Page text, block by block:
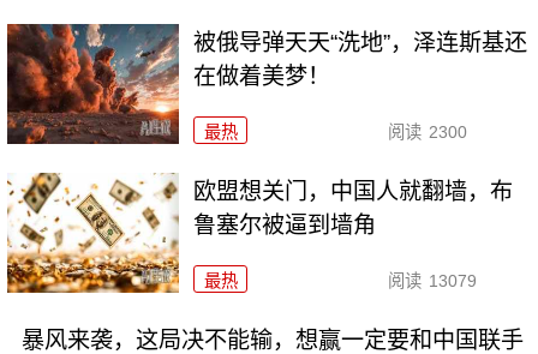
被俄导弹天天“洗地”，泽连斯基还
在做着美梦！
最热 阅读 2300
欧盟想关门，中国人就翻墙，布
鲁塞尔被逼到墙角
最热 阅读 13079
暴风来袭，这局决不能输，想赢一定要和中国联手